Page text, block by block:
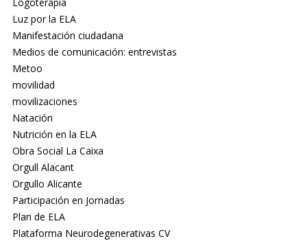
Logoterapia
Luz por la ELA
Manifestación ciudadana
Medios de comunicación: entrevistas
Metoo
movilidad
movilizaciones
Natación
Nutrición en la ELA
Obra Social La Caixa
Orgull Alacant
Orgullo Alicante
Participación en Jornadas
Plan de ELA
Plataforma Neurodegenerativas CV